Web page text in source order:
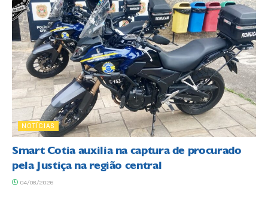
NOTÍCIAS
Smart Cotia auxilia na captura de procurado
pela Justiça na região central
04/08/2026